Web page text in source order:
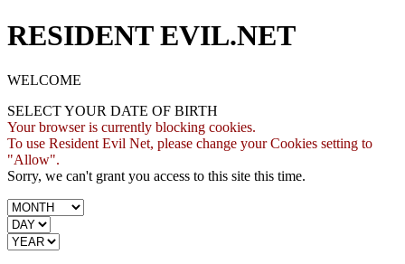
RESIDENT EVIL.NET
WELCOME
SELECT YOUR DATE OF BIRTH
Your browser is currently blocking cookies.
To use Resident Evil Net, please change your Cookies setting to
"Allow".
Sorry, we can't grant you access to this site this time.